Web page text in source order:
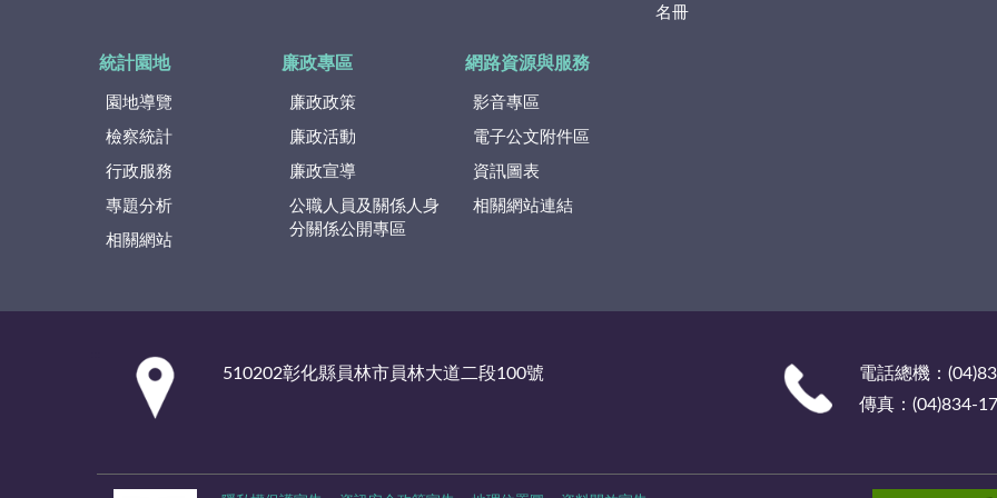
名冊
統計園地
園地導覽
檢察統計
行政服務
專題分析
相關網站
廉政專區
廉政政策
廉政活動
廉政宣導
公職人員及關係人身
分關係公開專區
網路資源與服務
影音專區
電子公文附件區
資訊圖表
相關網站連結
510202彰化縣員林市員林大道二段100號
電話總機：
傳真：(04)834-